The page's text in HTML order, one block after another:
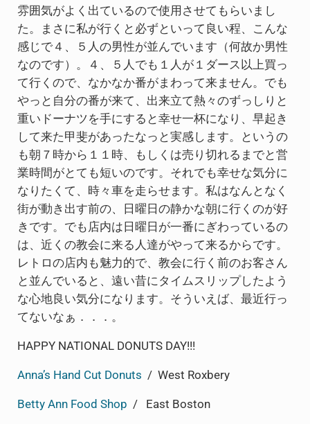
雰囲気がよく出ているので使用させてもらいまし
た。まさに私が行くと必ずといって良い程、こんな
感じで４、５人の男性が並んでいます（何故か男性
なのです）。４、５人でも１人が１ダース以上買っ
て行くので、なかなか番がまわって来ません。でも
やっと自分の番が来て、出来立て熱々のずっしりと
重いドーナツを手にすると幸せ一杯になり、早起き
して来た甲斐があったなっと実感します。というの
も朝７時から１１時、もしくは売り切れるまでと営
業時間がとても短いのです。それでも幸せな気分に
なりたくて、時々車を走らせます。私はなんとなく
街が動き出す前の、日曜日の静かな朝に行くのが好
きです。でも店内は日曜日が一番にぎわっているの
は、近くの教会に来る人達がやって来るからです。
レトロの店内も魅力的で、教会に行く前のお客さん
と並んでいると、遠い昔にタイムスリップしたよう
な心地良い気分になります。そういえば、最近行っ
てないなぁ．．．。
HAPPY NATIONAL DONUTS DAY!!!
Anna’s Hand Cut Donuts / West Roxbery
Betty Ann Food Shop / East Boston